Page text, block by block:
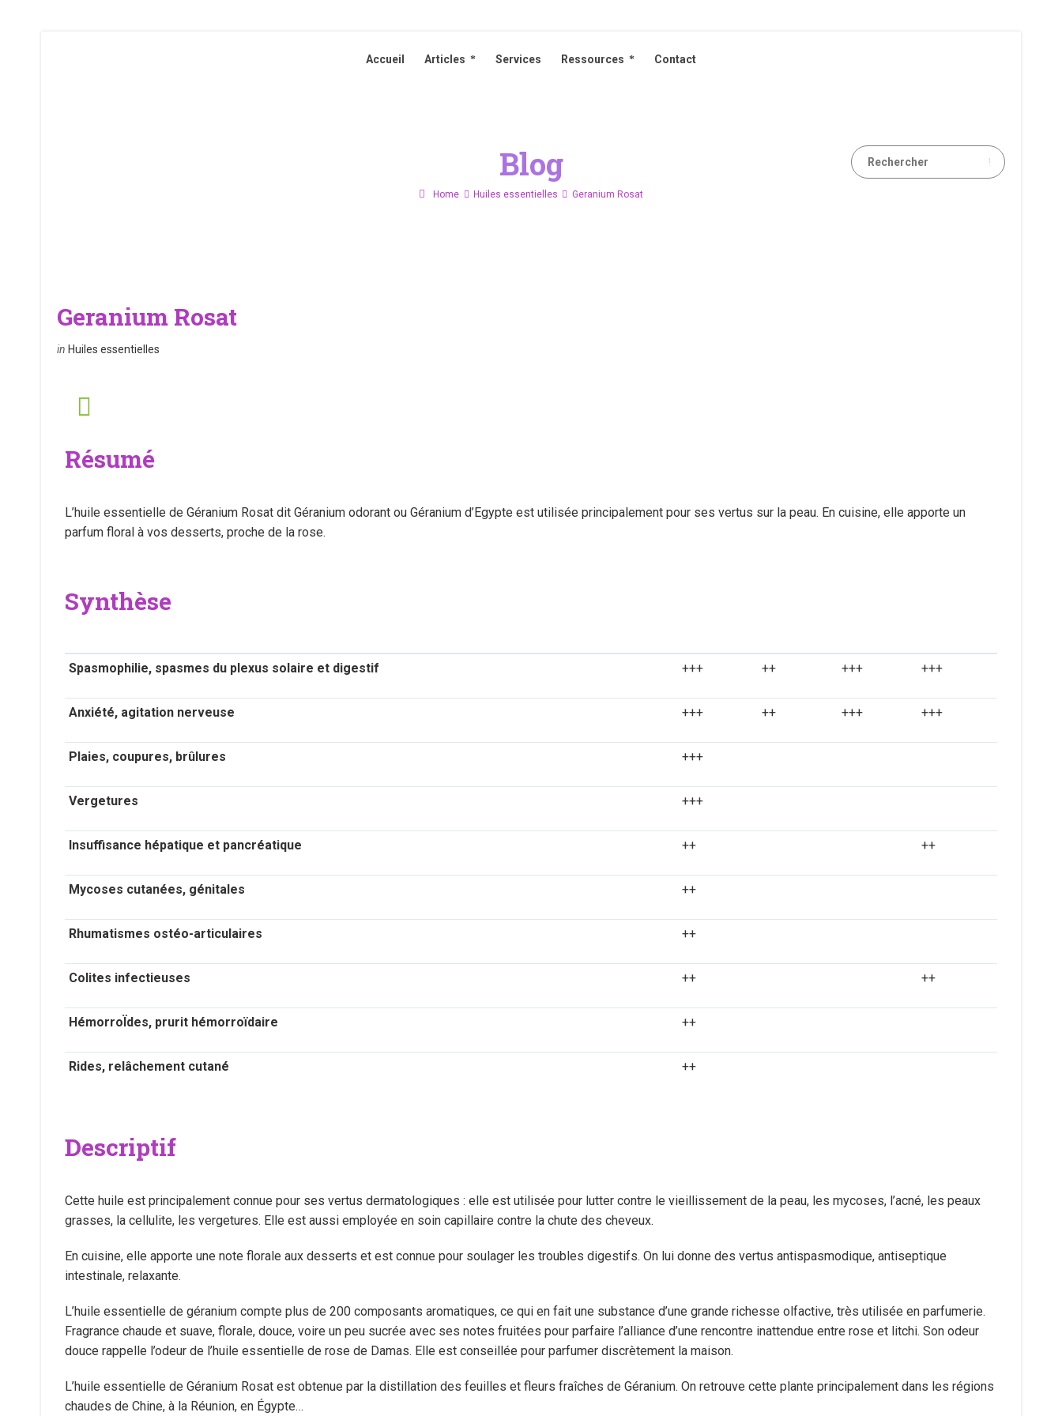
Accueil Articles Services Ressources Contact
Blog
Home Huiles essentielles Geranium Rosat
Geranium Rosat
in Huiles essentielles
Résumé
L’huile essentielle de Géranium Rosat dit Géranium odorant ou Géranium d’Egypte est utilisée principalement pour ses vertus sur la peau. En cuisine, elle apporte un
parfum floral à vos desserts, proche de la rose.
Synthèse
Spasmophilie, spasmes du plexus solaire et digestif +++ ++ +++ +++
Anxiété, agitation nerveuse +++ ++ +++ +++
Plaies, coupures, brûlures +++
Vergetures +++
Insuffisance hépatique et pancréatique ++ ++
Mycoses cutanées, génitales ++
Rhumatismes ostéo-articulaires ++
Colites infectieuses ++ ++
HémorroÏdes, prurit hémorroïdaire ++
Rides, relâchement cutané ++
Descriptif
Cette huile est principalement connue pour ses vertus dermatologiques : elle est utilisée pour lutter contre le vieillissement de la peau, les mycoses, l’acné, les peaux
grasses, la cellulite, les vergetures. Elle est aussi employée en soin capillaire contre la chute des cheveux.
En cuisine, elle apporte une note florale aux desserts et est connue pour soulager les troubles digestifs. On lui donne des vertus antispasmodique, antiseptique
intestinale, relaxante.
L’huile essentielle de géranium compte plus de 200 composants aromatiques, ce qui en fait une substance d’une grande richesse olfactive, très utilisée en parfumerie.
Fragrance chaude et suave, florale, douce, voire un peu sucrée avec ses notes fruitées pour parfaire l’alliance d’une rencontre inattendue entre rose et litchi. Son odeur
douce rappelle l’odeur de l’huile essentielle de rose de Damas. Elle est conseillée pour parfumer discrètement la maison.
L’huile essentielle de Géranium Rosat est obtenue par la distillation des feuilles et fleurs fraîches de Géranium. On retrouve cette plante principalement dans les régions
chaudes de Chine, à la Réunion, en Égypte…